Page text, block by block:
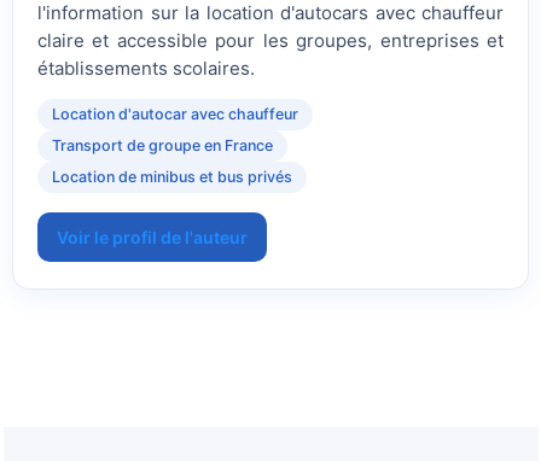
l'information sur la location d'autocars avec chauffeur
claire et accessible pour les groupes, entreprises et
établissements scolaires.
Location d'autocar avec chauffeur
Transport de groupe en France
Location de minibus et bus privés
Voir le profil de l'auteur